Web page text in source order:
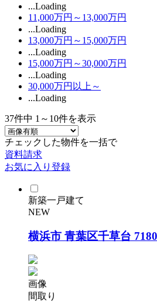
...Loading
11,000万円～13,000万円
...Loading
13,000万円～15,000万円
...Loading
15,000万円～30,000万円
...Loading
30,000万円以上～
...Loading
37件中 1～10件を表示
チェックした物件を一括で
資料請求
お気に入り登録
新築一戸建て
NEW
横浜市 青葉区千草台
画像
間取り